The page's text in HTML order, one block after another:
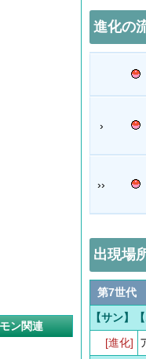
進化の
›
››
出現場
第7世代
【サン】
[進化]
ン関連